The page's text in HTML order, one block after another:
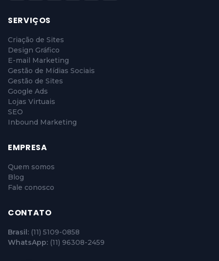
SERVIÇOS
Criação de Sites
Design Gráfico
E-mail Marketing
Gestão de Mídias Sociais
Gestão de Sites
Google Ads
Lojas Virtuais
SEO
Inbound Marketing
EMPRESA
Quem somos
Blog
Fale conosco
CONTATO
Brasil: (11) 5109-0858
WhatsApp: (11) 96308-2459